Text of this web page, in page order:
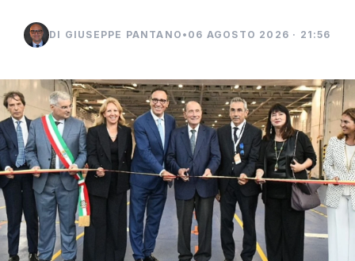
DI GIUSEPPE PANTANO • 06 AGOSTO 2026 · 21:56